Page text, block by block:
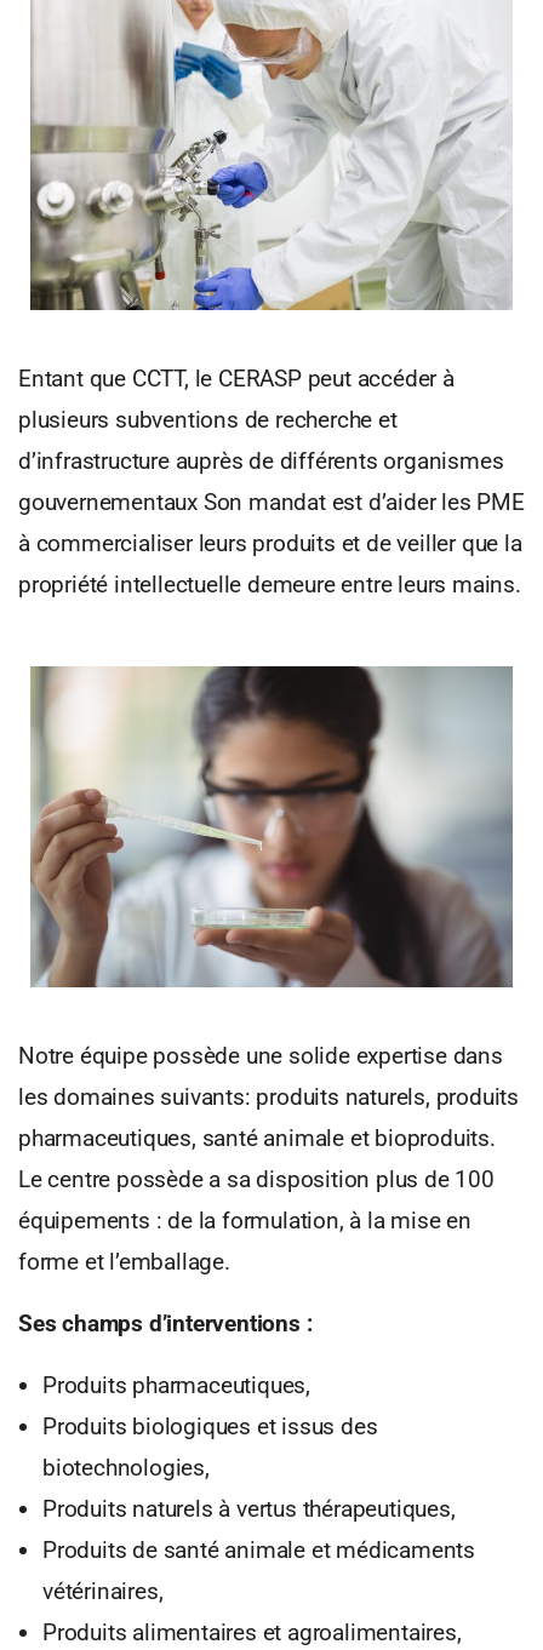
Entant que CCTT, le CERASP peut accéder à
plusieurs subventions de recherche et
d’infrastructure auprès de différents organismes
gouvernementaux Son mandat est d’aider les PME
à commercialiser leurs produits et de veiller que la
propriété intellectuelle demeure entre leurs mains.
Notre équipe possède une solide expertise dans
les domaines suivants: produits naturels, produits
pharmaceutiques, santé animale et bioproduits.
Le centre possède a sa disposition plus de 100
équipements : de la formulation, à la mise en
forme et l’emballage.
Ses champs d’interventions :
Produits pharmaceutiques,
Produits biologiques et issus des
biotechnologies,
Produits naturels à vertus thérapeutiques,
Produits de santé animale et médicaments
vétérinaires,
Produits alimentaires et agroalimentaires,